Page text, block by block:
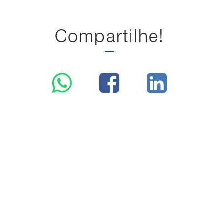
Compartilhe!